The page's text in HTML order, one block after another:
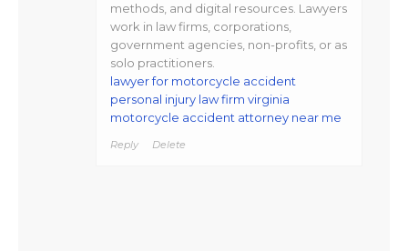
methods, and digital resources. Lawyers
work in law firms, corporations,
government agencies, non-profits, or as
solo practitioners.
lawyer for motorcycle accident
personal injury law firm virginia
motorcycle accident attorney near me
Reply Delete